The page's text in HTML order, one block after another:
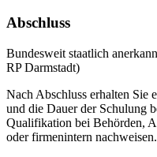
Abschluss
Bundesweit staatlich
RP Darmstadt)
Nach Abschluss erhalten Sie
und die Dauer der Schulung
Qualifikation bei Behörden,
oder firmenintern nachweisen.